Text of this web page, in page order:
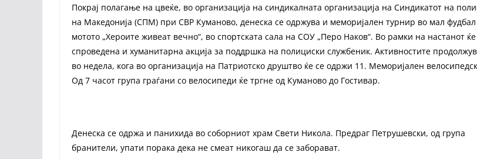
Покрај полагање на цвеќе, во организација на синдикалната организација на Синдикатот на
на Македонија (СПМ) при СВР Куманово, денеска се одржува и меморијален турнир во мал
мотото „Хероите живеат вечно“, во спортската сала на СОУ „Перо Наков“. Во рамки на настанот
спроведена и хуманитарна акција за поддршка на полициски службеник. Активностите
во недела, кога во организација на Патриотско друштво ќе се одржи 11. Меморијален
Од 7 часот група граѓани со велосипеди ќе тргне од Куманово до Гостивар.
Денеска се одржа и панихида во соборниот храм Свети Никола. Предраг Петрушевски, од група
бранители, упати порака дека не смеат никогаш да се заборават.